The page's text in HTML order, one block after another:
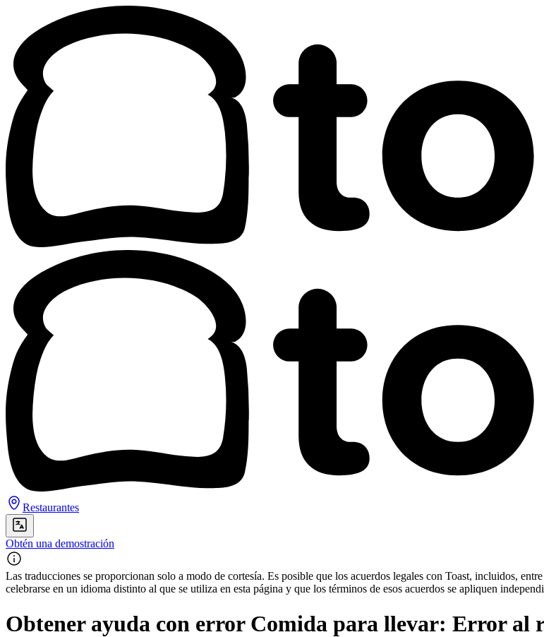
Restaurantes
Obtén una demostración
Las traducciones se proporcionan solo a modo de cortesía. Es posible que los acuerdos legales con Toast, incluidos,
celebrarse en un idioma distinto al que se utiliza en esta página y que los términos de esos acuerdos se apliquen
Obtener ayuda con error Comida para llevar: Error al